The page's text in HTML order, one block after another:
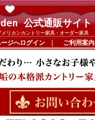
公式通販サイト
リカンカントリー家具・オーダー家具
ジへログイン ご利用案内